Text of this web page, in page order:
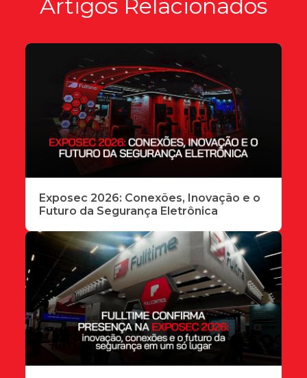
Artigos Relacionados
Exposec 2026: Conexões, Inovação e o
Futuro da Segurança Eletrônica